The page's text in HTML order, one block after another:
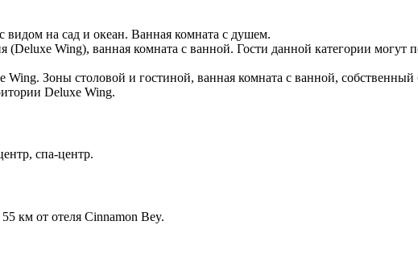
на сад и океан. Ванная комната с душем.
Wing), ванная комната с ванной. Гости данной категории могут
Зоны столовой и гостиной, ванная комната с ванной, собственный
Deluxe Wing.
спа-центр.
км от отеля Cinnamon Bey.